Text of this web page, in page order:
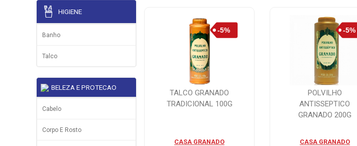
HIGIENE
Banho
Talco
BELEZA E PROTECAO
Cabelo
Corpo E Rosto
TALCO GRANADO
TRADICIONAL 100G
CASA GRANADO
POLVILHO
ANTISSEPTICO
GRANADO 200G
CASA GRANADO